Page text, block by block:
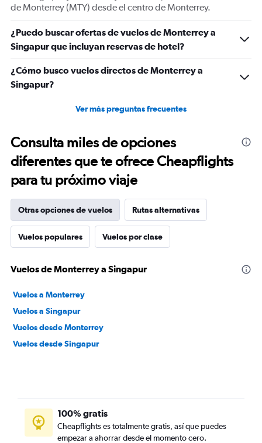
de Monterrey (MTY) desde el centro de Monterrey.
¿Puedo buscar ofertas de vuelos de Monterrey a
Singapur que incluyan reservas de hotel?
¿Cómo busco vuelos directos de Monterrey a
Singapur?
Ver más preguntas frecuentes
Consulta miles de opciones
diferentes que te ofrece Cheapflights
para tu próximo viaje
Otras opciones de vuelos Rutas alternativas
Vuelos populares Vuelos por clase
Vuelos de Monterrey a Singapur
Vuelos a Monterrey
Vuelos a Singapur
Vuelos desde Monterrey
Vuelos desde Singapur
100% gratis
Cheapflights es totalmente gratis, así que puedes
empezar a ahorrar desde el momento cero.